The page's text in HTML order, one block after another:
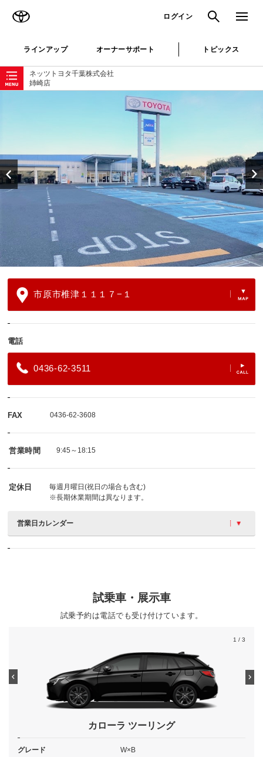
ログイン 検索 メニュ
ラインアップ オーナーサポート トピックス
ネッツトヨタ千葉株式会社
姉崎店
ローカルナビゲーション
市原市椎津１１１７−１
電話
0436-62-3511
FAX 0436-62-3608
営業時間 9:45～18:15
定休日
毎週月曜日(祝日の場合も含む)
※長期休業期間は異なります。
営業日カレンダー
試乗車・展示車
試乗予約は電話でも受け付けています。
1 / 3
カローラ ツーリング
グレード W×B